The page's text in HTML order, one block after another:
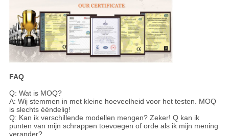
FAQ
Q: Wat is MOQ?
A: Wij stemmen in met kleine hoeveelheid voor het testen. MOQ
is slechts ééndelig!
Q: Kan ik verschillende modellen mengen? Zeker! Q kan ik
punten van mijn schrappen toevoegen of orde als ik mijn mening
verander?